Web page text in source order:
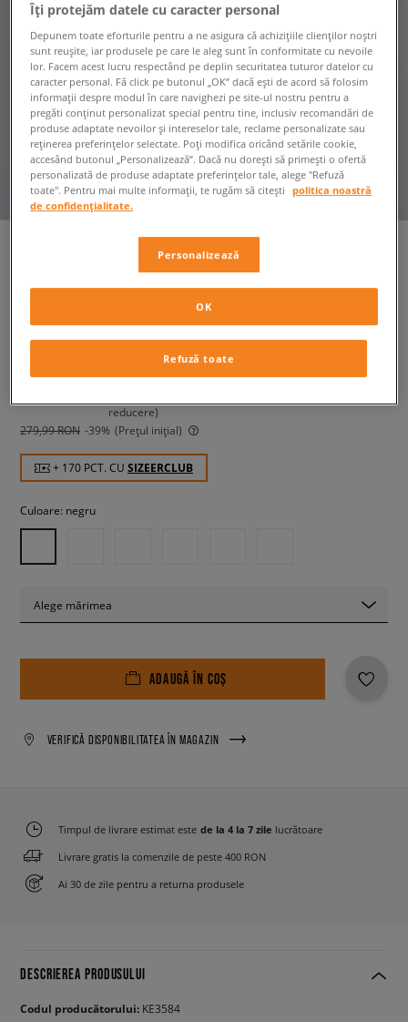
ADIDAS TRICOU JSY
reducere)
279,99 RON -39% (Prețul inițial)
+ 170 PCT. CU SIZEERCLUB
Culoare: negru
Alege mărimea
ADAUGĂ ÎN COȘ
VERIFICĂ DISPONIBILITATEA ÎN MAGAZIN
Timpul de livrare estimat este de la 4 la 7 zile lucrătoare
Livrare gratis la comenzile de peste 400 RON
Ai 30 de zile pentru a returna produsele
DESCRIEREA PRODUSULUI
Codul producătorului: KE3584
Îți protejăm datele cu caracter personal
Depunem toate eforturile pentru a ne asigura că achizițiile clienților noștri
sunt reușite, iar produsele pe care le aleg sunt în conformitate cu nevoile
lor. Facem acest lucru respectând pe deplin securitatea tuturor datelor cu
caracter personal. Fă click pe butonul „OK” dacă ești de acord să folosim
informații despre modul în care navighezi pe site-ul nostru pentru a
pregăti conținut personalizat special pentru tine, inclusiv recomandări de
produse adaptate nevoilor și intereselor tale, reclame personalizate sau
reținerea preferințelor selectate. Poți modifica oricând setările cookie,
accesând butonul „Personalizează”. Dacă nu dorești să primești o ofertă
personalizată de produse adaptate preferințelor tale, alege "Refuză
toate". Pentru mai multe informații, te rugăm să citești
politica noastră
de confidențialitate.
Personalizează
Refuză toate
OK